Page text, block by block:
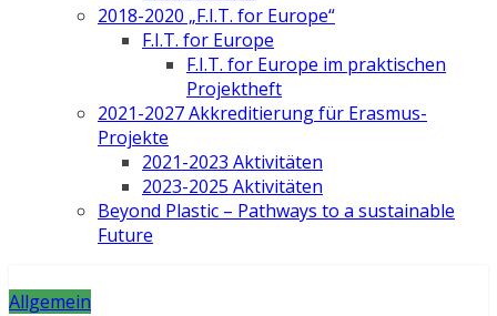
2018-2020 „F.I.T. for Europe“
F.I.T. for Europe
F.I.T. for Europe im praktischen
Projektheft
2021-2027 Akkreditierung für Erasmus-
Projekte
2021-2023 Aktivitäten
2023-2025 Aktivitäten
Beyond Plastic – Pathways to a sustainable
Future
Allgemein